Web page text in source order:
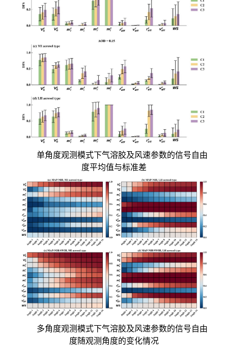
单角度观测模式下气溶胶及风速参数的信号自由
度平均值与标准差
多角度观测模式下气溶胶及风速参数的信号自由
度随观测角度的变化情况